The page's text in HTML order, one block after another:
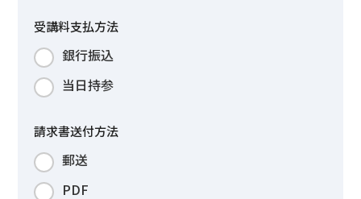
受講料支払方法
銀行振込
当日持参
請求書送付方法
郵送
PDF